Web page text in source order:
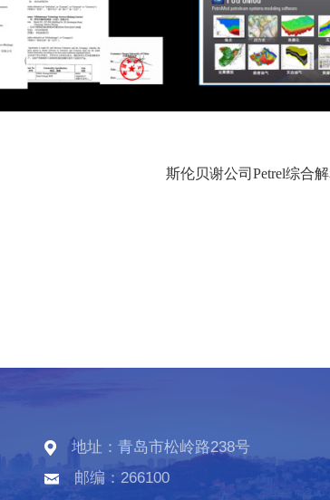
斯伦贝谢公司Petrel综合
地址：青岛市松岭路238号
邮编：266100